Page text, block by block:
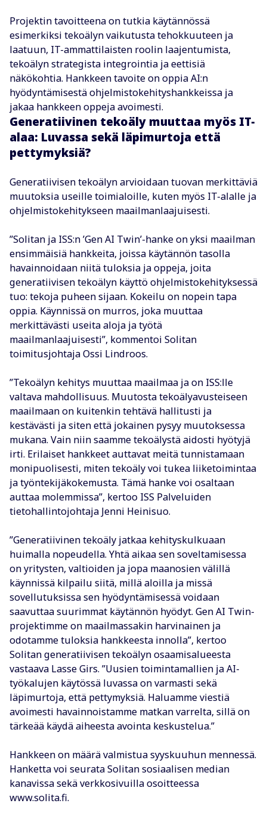
Projektin tavoitteena on tutkia käytännössä
esimerkiksi tekoälyn vaikutusta tehokkuuteen ja
laatuun, IT-ammattilaisten roolin laajentumista,
tekoälyn strategista integrointia ja eettisiä
näkökohtia. Hankkeen tavoite on oppia AI:n
hyödyntämisestä ohjelmistokehityshankkeissa ja
jakaa hankkeen oppeja avoimesti.
Generatiivinen tekoäly muuttaa myös IT-
alaa: Luvassa sekä läpimurtoja että
pettymyksiä?
Generatiivisen tekoälyn arvioidaan tuovan merkittäviä
muutoksia useille toimialoille, kuten myös IT-alalle ja
ohjelmistokehitykseen maailmanlaajuisesti.
”Solitan ja ISS:n ’Gen AI Twin’-hanke on yksi maailman
ensimmäisiä hankkeita, joissa käytännön tasolla
havainnoidaan niitä tuloksia ja oppeja, joita
generatiivisen tekoälyn käyttö ohjelmistokehityksessä
tuo: tekoja puheen sijaan. Kokeilu on nopein tapa
oppia. Käynnissä on murros, joka muuttaa
merkittävästi useita aloja ja työtä
maailmanlaajuisesti”, kommentoi Solitan
toimitusjohtaja Ossi Lindroos.
”Tekoälyn kehitys muuttaa maailmaa ja on ISS:lle
valtava mahdollisuus. Muutosta tekoälyavusteiseen
maailmaan on kuitenkin tehtävä hallitusti ja
kestävästi ja siten että jokainen pysyy muutoksessa
mukana. Vain niin saamme tekoälystä aidosti hyötyjä
irti. Erilaiset hankkeet auttavat meitä tunnistamaan
monipuolisesti, miten tekoäly voi tukea liiketoimintaa
ja työntekijäkokemusta. Tämä hanke voi osaltaan
auttaa molemmissa”, kertoo ISS Palveluiden
tietohallintojohtaja Jenni Heinisuo.
”Generatiivinen tekoäly jatkaa kehityskulkuaan
huimalla nopeudella. Yhtä aikaa sen soveltamisessa
on yritysten, valtioiden ja jopa maanosien välillä
käynnissä kilpailu siitä, millä aloilla ja missä
sovellutuksissa sen hyödyntämisessä voidaan
saavuttaa suurimmat käytännön hyödyt. Gen AI Twin-
projektimme on maailmassakin harvinainen ja
odotamme tuloksia hankkeesta innolla”, kertoo
Solitan generatiivisen tekoälyn osaamisalueesta
vastaava Lasse Girs. ”Uusien toimintamallien ja AI-
työkalujen käytössä luvassa on varmasti sekä
läpimurtoja, että pettymyksiä. Haluamme viestiä
avoimesti havainnoistamme matkan varrelta, sillä on
tärkeää käydä aiheesta avointa keskustelua.”
Hankkeen on määrä valmistua syyskuuhun mennessä.
Hanketta voi seurata Solitan sosiaalisen median
kanavissa sekä verkkosivuilla osoitteessa
www.solita.fi.